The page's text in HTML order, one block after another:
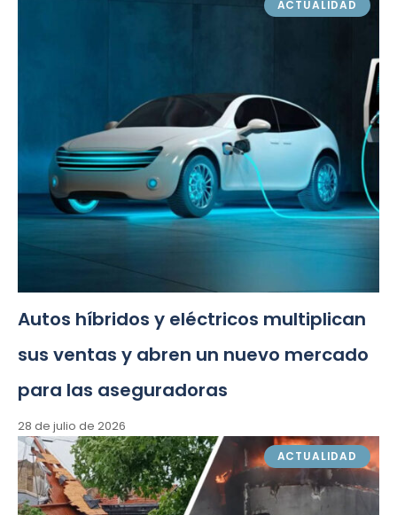
ACTUALIDAD
Autos híbridos y eléctricos multiplican
sus ventas y abren un nuevo mercado
para las aseguradoras
28 de julio de 2026
ACTUALIDAD